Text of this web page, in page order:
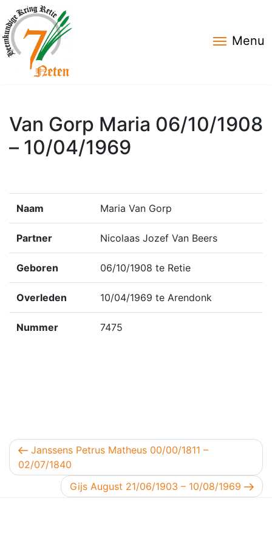
Menu
Van Gorp Maria 06/10/1908
– 10/04/1969
Naam Maria Van Gorp
Partner Nicolaas Jozef Van Beers
Geboren 06/10/1908 te Retie
Overleden 10/04/1969 te Arendonk
Nummer 7475
Berichtnavigatie
Vorig bericht
Janssens Petrus Matheus 00/00/1811 –
02/07/1840
Volgend bericht
Gijs August 21/06/1903 – 10/08/1969